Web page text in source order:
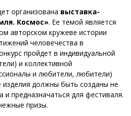
организована выставка-
Космос». Ее темой является
авторском кружеве истории
человечества в
пройдет в индивидуальной
и коллективной
и любители, любители)
изделия должны быть созданы не
и предназначаться для фестиваля.
призы.